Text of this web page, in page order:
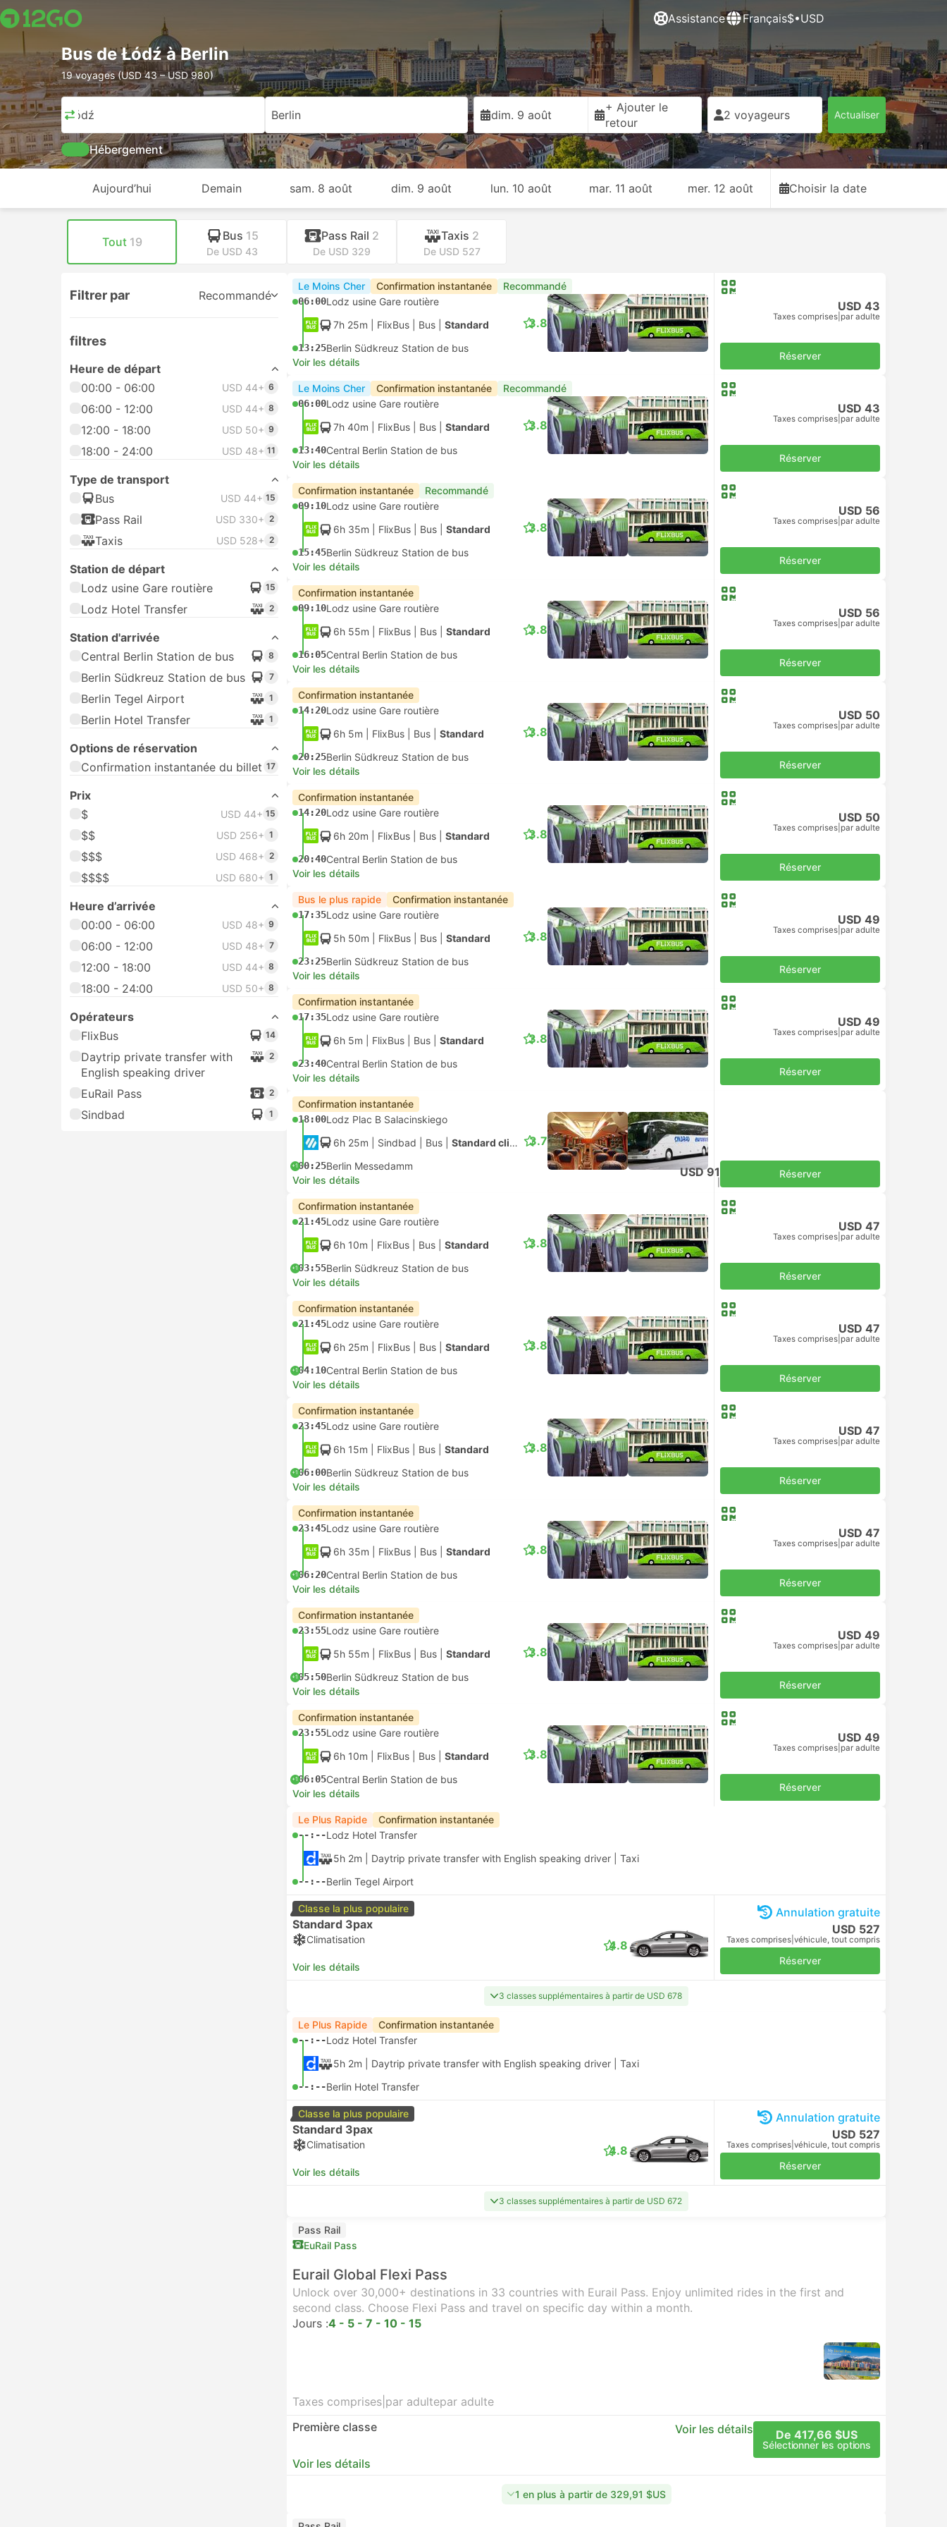
Assistance Français$•USD
Bus de Łódź à Berlin
19 voyages (USD 43 – USD 980)
Łódź Berlin dim. 9 août
+ Ajouter le
retour
2 voyageurs Actualiser
Hébergement
Aujourd’hui Demain sam. 8 août dim. 9 août lun. 10 août mar. 11 août mer. 12 août Choisir la date
Tout 19 Bus 15
De USD 43
Pass Rail 2
De USD 329
Taxis 2
De USD 527
Filtrer par Recommandé
filtres
Heure de départ
00:00 - 06:00
USD 44+ 6
06:00 - 12:00 USD 44+ 8
12:00 - 18:00 USD 50+ 9
18:00 - 24:00 USD 48+ 11
Type de transport
Bus
USD 44+ 15
Pass Rail USD 330+ 2
Taxis USD 528+ 2
Station de départ
Lodz usine Gare routière
15
Lodz Hotel Transfer 2
Station d'arrivée
Central Berlin Station de bus
8
Berlin Südkreuz Station de bus 7
Berlin Tegel Airport 1
Berlin Hotel Transfer 1
Options de réservation
Confirmation instantanée du billet 17
Prix
$
USD 44+ 15
$$ USD 256+ 1
$$$ USD 468+ 2
$$$$ USD 680+ 1
Heure d’arrivée
00:00 - 06:00
USD 48+ 9
06:00 - 12:00 USD 48+ 7
12:00 - 18:00 USD 44+ 8
18:00 - 24:00 USD 50+ 8
Opérateurs
FlixBus
14
Daytrip private transfer with
English speaking driver
2
EuRail Pass 2
Sindbad 1
Le Moins Cher Confirmation instantanée Recommandé
06:00Lodz usine Gare routière
7h 25m | FlixBus Bus Standard
13:25Berlin Südkreuz Station de bus
3.8
Voir les détails
USD 43
Taxes comprises par adulte
Réserver
Le Moins Cher Confirmation instantanée Recommandé
06:00Lodz usine Gare routière
7h 40m | FlixBus Bus Standard
13:40Central Berlin Station de bus
3.8
Voir les détails
USD 43
Taxes comprises par adulte
Réserver
Confirmation instantanée Recommandé
09:10Lodz usine Gare routière
6h 35m | FlixBus Bus Standard
15:45Berlin Südkreuz Station de bus
3.8
Voir les détails
USD 56
Taxes comprises par adulte
Réserver
Confirmation instantanée
09:10Lodz usine Gare routière
6h 55m | FlixBus Bus Standard
16:05Central Berlin Station de bus
3.8
Voir les détails
USD 56
Taxes comprises par adulte
Réserver
Confirmation instantanée
14:20Lodz usine Gare routière
6h 5m | FlixBus Bus Standard
20:25Berlin Südkreuz Station de bus
3.8
Voir les détails
USD 50
Taxes comprises par adulte
Réserver
Confirmation instantanée
14:20Lodz usine Gare routière
6h 20m | FlixBus Bus Standard
20:40Central Berlin Station de bus
3.8
Voir les détails
USD 50
Taxes comprises par adulte
Réserver
Bus le plus rapide Confirmation instantanée
17:35Lodz usine Gare routière
5h 50m | FlixBus Bus Standard
23:25Berlin Südkreuz Station de bus
3.8
Voir les détails
USD 49
Taxes comprises par adulte
Réserver
Confirmation instantanée
17:35Lodz usine Gare routière
6h 5m | FlixBus Bus Standard
23:40Central Berlin Station de bus
3.8
Voir les détails
USD 49
Taxes comprises par adulte
Réserver
Confirmation instantanée
18:00Lodz Plac B Salacinskiego
6h 25m | Sindbad Bus Standard climatisé
+100:25Berlin Messedamm
3.7
Voir les détails
USD 91 Réserver
Confirmation instantanée
21:45Lodz usine Gare routière
6h 10m | FlixBus Bus Standard
+103:55Berlin Südkreuz Station de bus
3.8
Voir les détails
USD 47
Taxes comprises par adulte
Réserver
Confirmation instantanée
21:45Lodz usine Gare routière
6h 25m | FlixBus Bus Standard
+104:10Central Berlin Station de bus
3.8
Voir les détails
USD 47
Taxes comprises par adulte
Réserver
Confirmation instantanée
23:45Lodz usine Gare routière
6h 15m | FlixBus Bus Standard
+106:00Berlin Südkreuz Station de bus
3.8
Voir les détails
USD 47
Taxes comprises par adulte
Réserver
Confirmation instantanée
23:45Lodz usine Gare routière
6h 35m | FlixBus Bus Standard
+106:20Central Berlin Station de bus
3.8
Voir les détails
USD 47
Taxes comprises par adulte
Réserver
Confirmation instantanée
23:55Lodz usine Gare routière
5h 55m | FlixBus Bus Standard
+105:50Berlin Südkreuz Station de bus
3.8
Voir les détails
USD 49
Taxes comprises par adulte
Réserver
Confirmation instantanée
23:55Lodz usine Gare routière
6h 10m | FlixBus Bus Standard
+106:05Central Berlin Station de bus
3.8
Voir les détails
USD 49
Taxes comprises par adulte
Réserver
Le Plus Rapide Confirmation instantanée
--:--Lodz Hotel Transfer
5h 2m | Daytrip private transfer with English speaking driver Taxi
--:--Berlin Tegel Airport
Classe la plus populaire
Standard 3pax
Climatisation
Voir les détails
4.8
Annulation gratuite
USD 527
Taxes comprises véhicule, tout compris
Réserver
3 classes supplémentaires à partir de USD 678
Le Plus Rapide Confirmation instantanée
--:--Lodz Hotel Transfer
5h 2m | Daytrip private transfer with English speaking driver Taxi
--:--Berlin Hotel Transfer
Classe la plus populaire
Standard 3pax
Climatisation
Voir les détails
4.8
Annulation gratuite
USD 527
Taxes comprises véhicule, tout compris
Réserver
3 classes supplémentaires à partir de USD 672
Pass Rail
EuRail Pass
Eurail Global Flexi Pass
Unlock over 30,000+ destinations in 33 countries with Eurail Pass. Enjoy unlimited rides in the first and
second class. Choose Flexi Pass and travel on specific day within a month.
Jours :4 - 5 - 7 - 10 - 15
Taxes comprises par adultepar adulte
Première classe
Voir les détails De 417,66 $US
Sélectionner les options
Voir les détails
1 en plus à partir de 329,91 $US